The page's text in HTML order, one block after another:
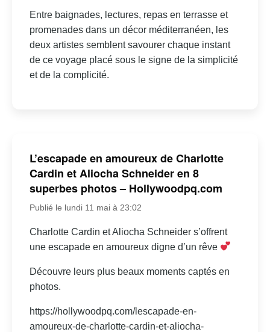
Entre baignades, lectures, repas en terrasse et
promenades dans un décor méditerranéen, les
deux artistes semblent savourer chaque instant
de ce voyage placé sous le signe de la simplicité
et de la complicité.
L’escapade en amoureux de Charlotte
Cardin et Aliocha Schneider en 8
superbes photos – Hollywoodpq.com
Publié le lundi 11 mai à 23:02
Charlotte Cardin et Aliocha Schneider s’offrent
une escapade en amoureux digne d’un rêve
Découvre leurs plus beaux moments captés en
photos.
https://hollywoodpq.com/lescapade-en-
amoureux-de-charlotte-cardin-et-aliocha-